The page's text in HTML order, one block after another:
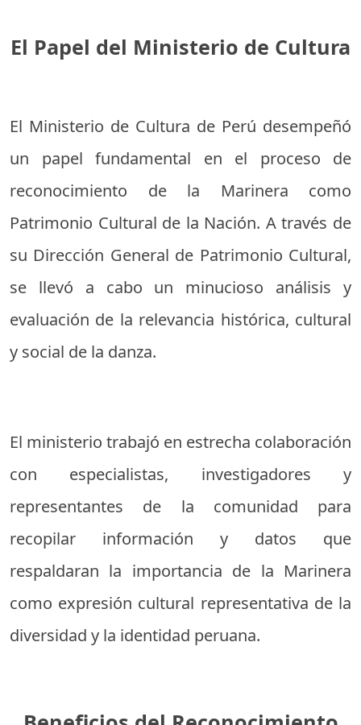
El Papel del Ministerio de Cultura
El Ministerio de Cultura de Perú desempeñó
un papel fundamental en el proceso de
reconocimiento de la Marinera como
Patrimonio Cultural de la Nación. A través de
su Dirección General de Patrimonio Cultural,
se llevó a cabo un minucioso análisis y
evaluación de la relevancia histórica, cultural
y social de la danza.
El ministerio trabajó en estrecha colaboración
con especialistas, investigadores y
representantes de la comunidad para
recopilar información y datos que
respaldaran la importancia de la Marinera
como expresión cultural representativa de la
diversidad y la identidad peruana.